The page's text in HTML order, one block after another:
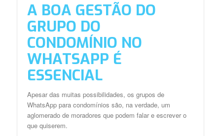
A BOA GESTÃO DO
GRUPO DO
CONDOMÍNIO NO
WHATSAPP É
ESSENCIAL
Apesar das muitas possibilidades, os grupos de
WhatsApp para condomínios são, na verdade, um
aglomerado de moradores que podem falar e escrever o
que quiserem.